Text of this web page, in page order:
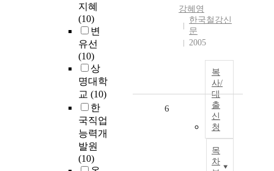
지혜
(10)
변
유선
(10)
상
명대학
교 (10)
한
국직업
능력개
발원
(10)
강혜영
한국철강신
문
2005
복
사/
대
출
신
청
목
차
6